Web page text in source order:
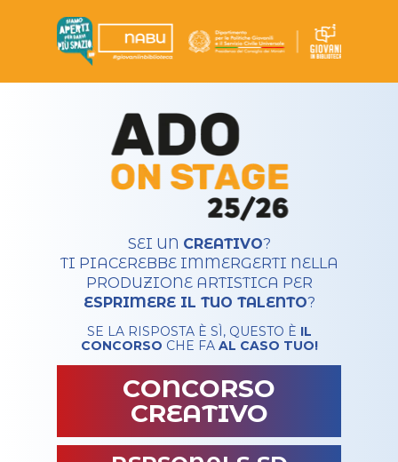
SEI UN CREATIVO?
TI PIACEREBBE IMMERGERTI NELLA
PRODUZIONE ARTISTICA PER
ESPRIMERE IL TUO TALENTO?
CONCORSO
CREATIVO
SE LA RISPOSTA È SÌ, QUESTO È IL
CONCORSO CHE FA AL CASO TUO!